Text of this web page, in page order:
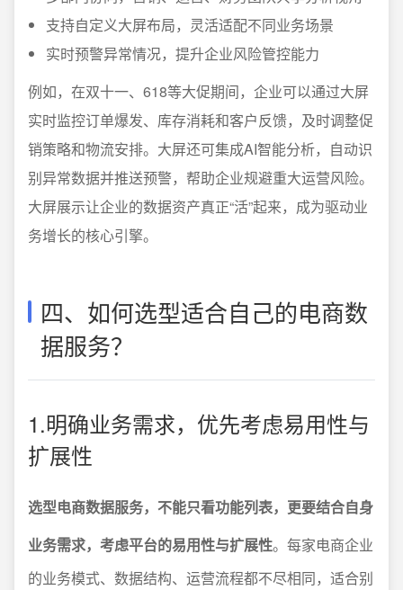
支持自定义大屏布局，灵活适配不同业务场景
实时预警异常情况，提升企业风险管控能力
例如，在双十一、618等大促期间，企业可以通过大屏
实时监控订单爆发、库存消耗和客户反馈，及时调整促
销策略和物流安排。大屏还可集成AI智能分析，自动识
别异常数据并推送预警，帮助企业规避重大运营风险。
大屏展示让企业的数据资产真正“活”起来，成为驱动业
务增长的核心引擎。
四、如何选型适合自己的电商数
据服务？
1.明确业务需求，优先考虑易用性与
扩展性
选型电商数据服务，不能只看功能列表，更要结合自身
业务需求，考虑平台的易用性与扩展性。每家电商企业
的业务模式、数据结构、运营流程都不尽相同，适合别